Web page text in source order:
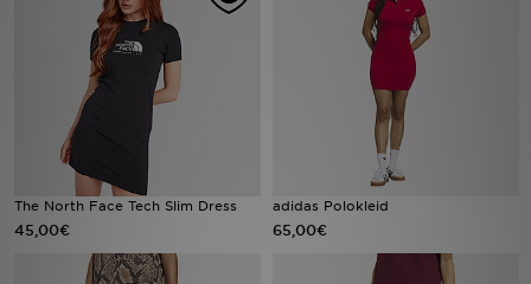
The North Face Tech Slim Dress
45,00€
adidas Polokleid
65,00€
Sport
Lade die APP
Filialfinder